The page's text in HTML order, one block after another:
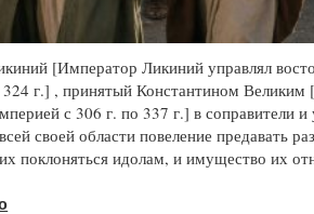
[Император Ликиний управлял
г.] , принятый Константином Великим
с 306 г. по 337 г.] в соправители
своей области повеление предавать
поклоняться идолам, и имущество их